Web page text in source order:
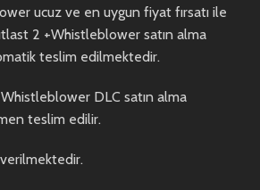
ucuz ve en uygun fiyat fırsatı ile
2 +Whistleblower satın alma
teslim edilmektedir.
DLC satın alma
teslim edilir.